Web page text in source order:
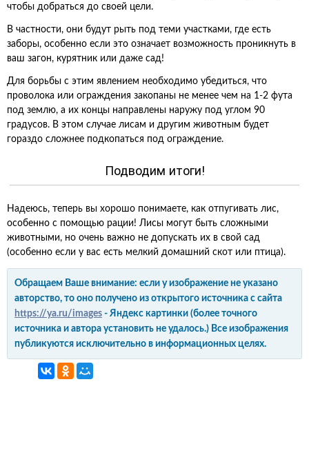
чтобы добраться до своей цели.
В частности, они будут рыть под теми участками, где есть
заборы, особенно если это означает возможность проникнуть в
ваш загон, курятник или даже сад!
Для борьбы с этим явлением необходимо убедиться, что
проволока или ограждения закопаны не менее чем на 1-2 фута
под землю, а их концы направлены наружу под углом 90
градусов. В этом случае лисам и другим животным будет
гораздо сложнее подкопаться под ограждение.
Подводим итоги!
Надеюсь, теперь вы хорошо понимаете, как отпугивать лис,
особенно с помощью рации! Лисы могут быть сложными
животными, но очень важно не допускать их в свой сад
(особенно если у вас есть мелкий домашний скот или птица).
Обращаем Ваше внимание: если у изображение не указано
авторство, то оно получено из открытого источника с сайта
https://ya.ru/images - Яндекс картинки (более точного
источника и автора установить не удалось.) Все изображения
публикуются исключительно в информационных целях.